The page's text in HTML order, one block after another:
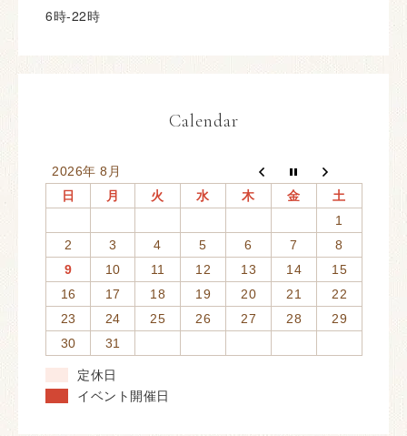
6時-22時
Calendar
2026年 8月
日
月 火 水 木 金
土
1
2
3 4 5 6 7
8
9
10 11 12 13 14
15
16
17 18 19 20 21
22
23
24 25 26 27 28
29
30
31
定休日
イベント開催日